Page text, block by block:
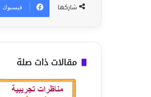
شاركها فيسبوك
مقالات ذات صلة